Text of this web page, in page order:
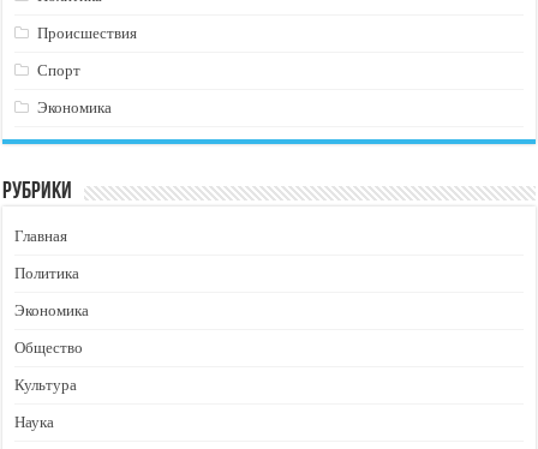
Происшествия
Спорт
Экономика
Рубрики
Главная
Политика
Экономика
Общество
Культура
Наука